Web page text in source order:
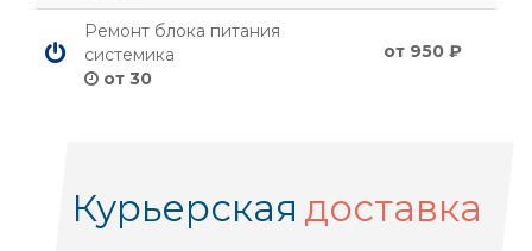
Ремонт блока питания
системика
от 30
от 950 ₽
Курьерская доставка